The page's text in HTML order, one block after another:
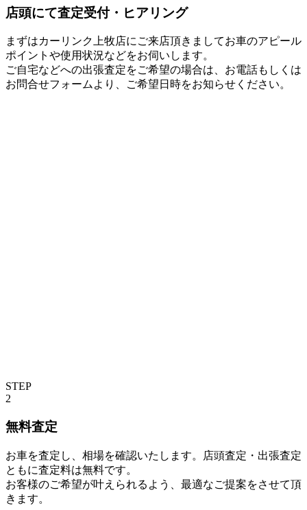
店頭にて査定受付・ヒアリング
まずはカーリンク上牧店にご来店頂きましてお車のアピール
ポイントや使用状況などをお伺いします。
ご自宅などへの出張査定をご希望の場合は、お電話もしくは
お問合せフォームより、ご希望日時をお知らせください。
STEP
2
無料査定
お車を査定し、相場を確認いたします。店頭査定・出張査定
ともに査定料は無料です。
お客様のご希望が叶えられるよう、最適なご提案をさせて頂
きます。